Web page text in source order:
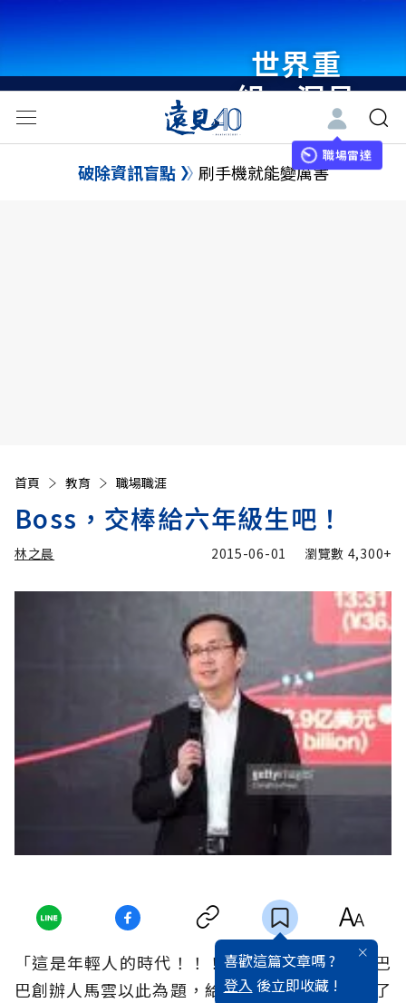
世界重
組・洞見
未來 與
世界領袖
職場雷達
破除資訊盲點 刷手機就能變厲害
首頁 教育 職場職涯
Boss，交棒給六年級生吧！
林之晨 2015-06-01 瀏覽數 4,300+
喜歡這篇文章嗎 ?
登入 後立即收藏 !
「這是年輕人的時代！！！」上個月7日，阿里巴
巴創辦人馬雲以此為題，給全公司3 萬名員工發了